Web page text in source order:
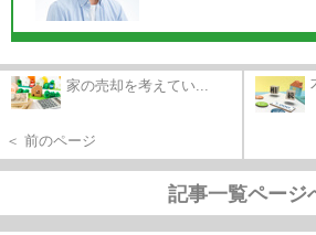
家の売却を考えてい...
＜ 前のページ
記事一覧ページ